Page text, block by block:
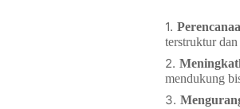
terstruktur
mendukung